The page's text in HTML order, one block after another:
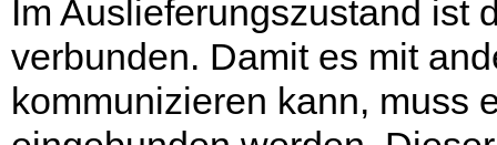
Im Auslieferungszustand ist
verbunden. Damit es mit
kommunizieren kann, muss